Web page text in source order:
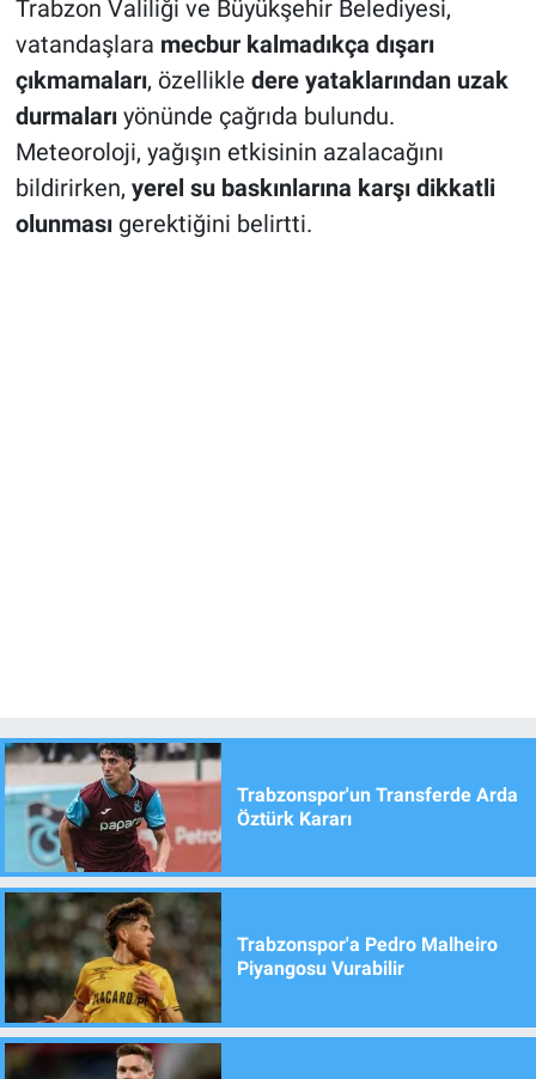
Trabzon Valiliği ve Büyükşehir Belediyesi,
vatandaşlara mecbur kalmadıkça dışarı
çıkmamaları, özellikle dere yataklarından uzak
durmalarıyönünde çağrıda bulundu.
Meteoroloji, yağışın etkisinin azalacağını
bildirirken, yerel su baskınlarına karşı dikkatli
olunmasıgerektiğini belirtti.
Trabzonspor'un Transferde Arda
Öztürk Kararı
Trabzonspor'a Pedro Malheiro
Piyangosu Vurabilir